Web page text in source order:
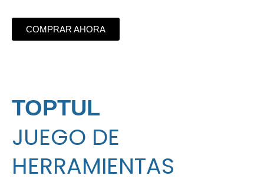
COMPRAR AHORA
TOPTUL
JUEGO DE
HERRAMIENTAS